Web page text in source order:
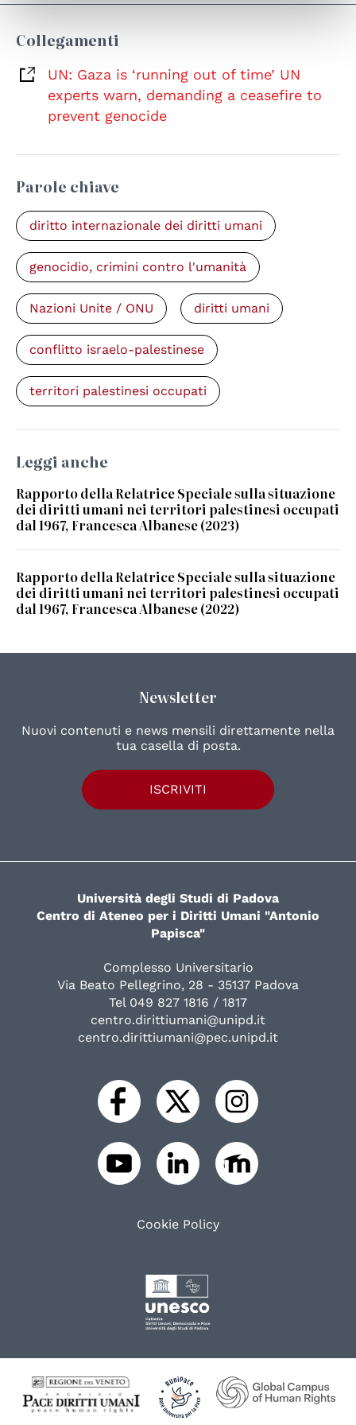
Collegamenti
UN: Gaza is ‘running out of time’ UN
experts warn, demanding a ceasefire to
prevent genocide
Parole chiave
diritto internazionale dei diritti umani
genocidio, crimini contro l'umanità
Nazioni Unite / ONU diritti umani
conflitto israelo-palestinese
territori palestinesi occupati
Leggi anche
Rapporto della Relatrice Speciale sulla situazione
dei diritti umani nei territori palestinesi occupati
dal 1967, Francesca Albanese (2023)
Rapporto della Relatrice Speciale sulla situazione
dei diritti umani nei territori palestinesi occupati
dal 1967, Francesca Albanese (2022)
Newsletter
Nuovi contenuti e news mensili direttamente nella
tua casella di posta.
ISCRIVITI
Università degli Studi di Padova
Centro di Ateneo per i Diritti Umani "Antonio
Papisca"
Complesso Universitario
Via Beato Pellegrino, 28 - 35137 Padova
Tel 049 827 1816 / 1817
centro.dirittiumani@unipd.it
centro.dirittiumani@pec.unipd.it
Cookie Policy